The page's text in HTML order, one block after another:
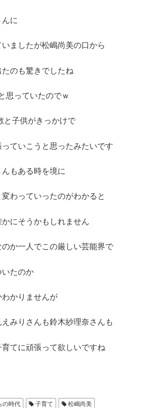
に
ましたが松嶋尚美の口から
のも驚きでしたね
思っていたのでｗ
と子供がきっかけで
ていこうと思ったみたいです
もある時を境に
わっていったのがわかると
にそうかもしれません
か一人でこの厳しい芸能界で
いたのか
かりませんが
みりさんも鈴木紗理奈さんも
てに頑張って欲しいですね
の時代 子育て
松嶋尚美